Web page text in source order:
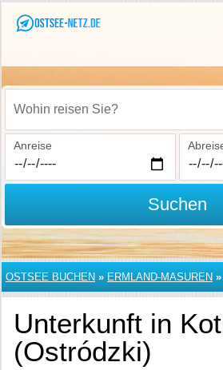
Wohin reisen Sie?
Anreise
Suchen
OSTSEE BUCHEN » ERMLAND-MASUREN »
Unterkunft in
(Ostródzki)